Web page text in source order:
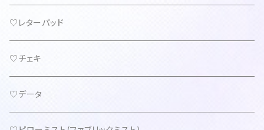
♡レターパッド
♡チェキ
♡データ